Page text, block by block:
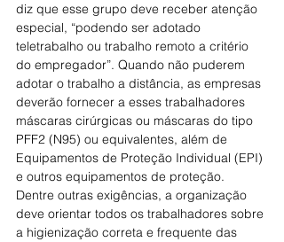
diz que esse grupo deve receber atenção
especial, “podendo ser adotado
teletrabalho ou trabalho remoto a critério
do empregador”. Quando não puderem
adotar o trabalho a distância, as empresas
deverão fornecer a esses trabalhadores
máscaras cirúrgicas ou máscaras do tipo
PFF2 (N95) ou equivalentes, além de
Equipamentos de Proteção Individual (EPI)
e outros equipamentos de proteção.
Dentre outras exigências, a organização
deve orientar todos os trabalhadores sobre
a higienização correta e frequente das